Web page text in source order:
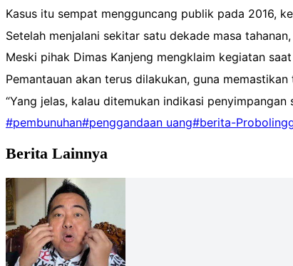
‎Kasus itu sempat mengguncang publik pada 2016,
‎Setelah menjalani sekitar satu dekade masa
‎Meski pihak Dimas Kanjeng mengklaim kegiatan
‎Pemantauan akan terus dilakukan, guna
‎“Yang jelas, kalau ditemukan indikasi
#pembunuhan#penggandaan uang#berita-
Berita Lainnya